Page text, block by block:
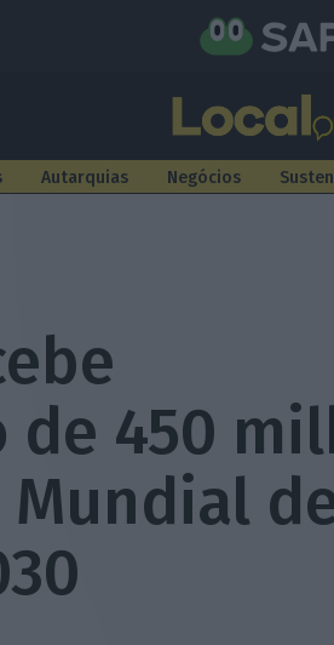
Autarquias Negócios
450
Mundial